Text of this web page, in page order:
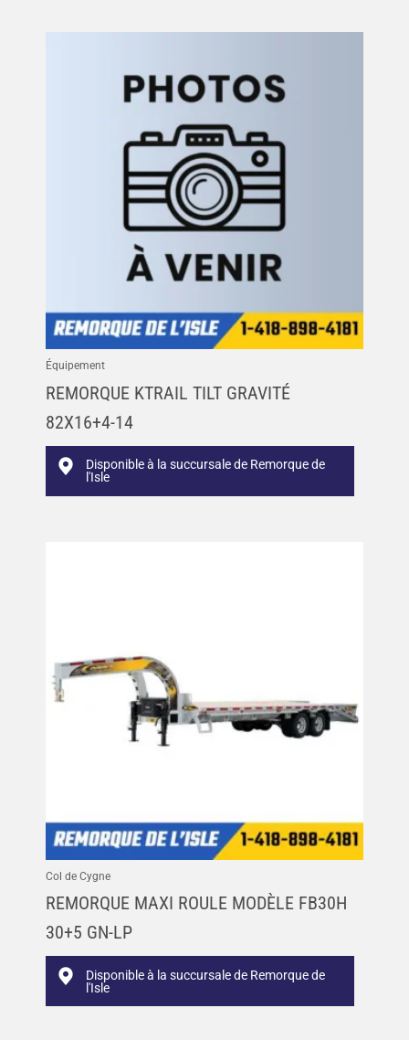
Équipement
REMORQUE KTRAIL TILT GRAVITÉ
82X16+4-14
Disponible à la succursale de Remorque de
l'Isle
Col de Cygne
REMORQUE MAXI ROULE MODÈLE FB30H
30+5 GN-LP
Disponible à la succursale de Remorque de
l'Isle